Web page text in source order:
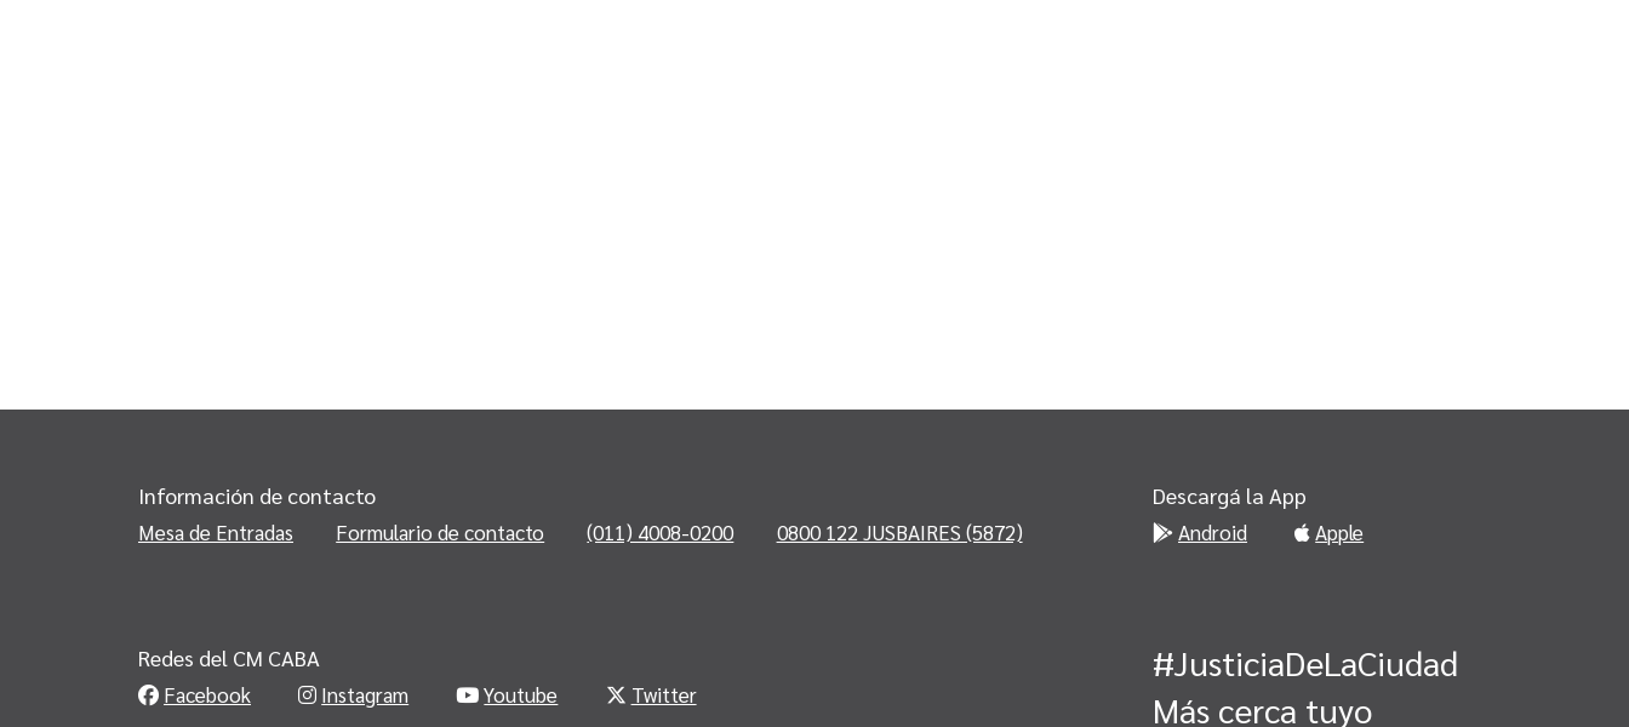
Información de contacto
Mesa de Entradas Formulario de contacto (011) 4008-0200 0800 122 JUSBAIRES (5872)
Descargá la App
Android Apple
Redes del CM CABA
Facebook Instagram Youtube Twitter
#JusticiaDeLaCiudad
Más cerca tuyo